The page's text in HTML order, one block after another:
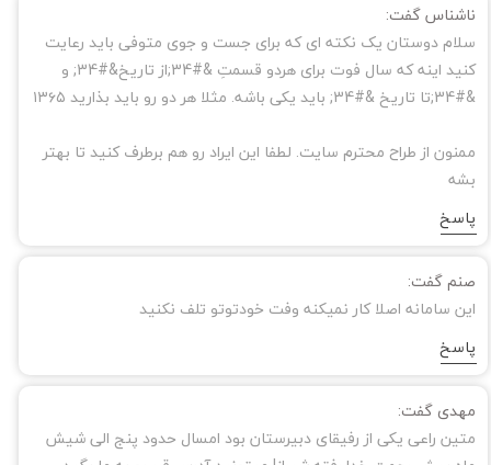
ناشناس گفت:
سلام‌ دوستان یک نکته ای که برای جست و جوی متوفی باید رعایت
کنید اینه که سال فوت برای هردو قسمتِ &#34;از تاریخ&#34; و
&#34;تا تاریخ &#34; باید یکی باشه. مثلا هر دو رو باید بذارید ۱۳۶۵
ممنون از طراح محترم سایت. لطفا این ایراد رو هم برطرف کنید تا بهتر
بشه
پاسخ
صنم گفت:
این سامانه اصلا کار نمیکنه وفت خودتوتو تلف نکنید
پاسخ
مهدی گفت:
متین راعی یکی از رفیقای دبیرستان بود امسال حدود پنج الی شیش